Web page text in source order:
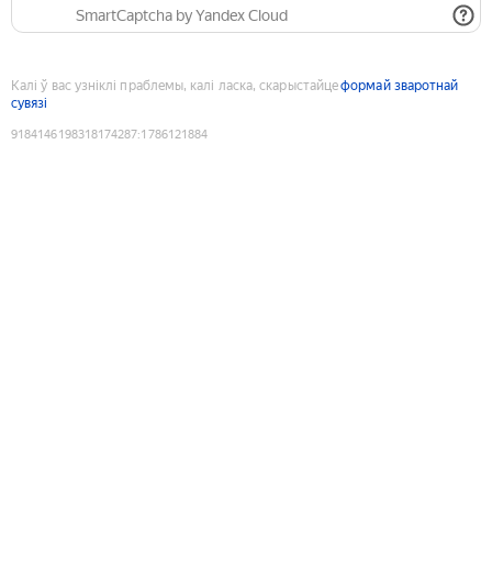
SmartCaptcha by Yandex Cloud
Калі ў вас узніклі праблемы, калі ласка, скарыстайцеформай зваротнай
сувязі
9184146198318174287:1786121884